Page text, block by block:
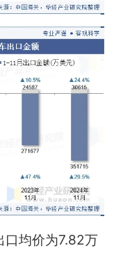
口均价为7.82万